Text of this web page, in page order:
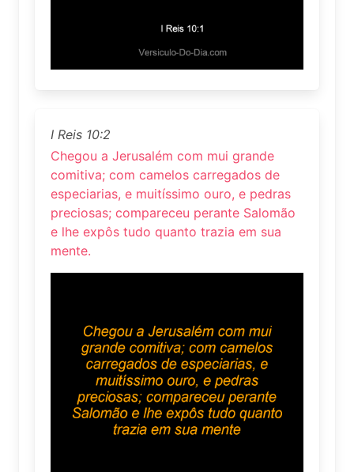
I Reis 10:2
Chegou a Jerusalém com mui grande
comitiva; com camelos carregados de
especiarias, e muitíssimo ouro, e pedras
preciosas; compareceu perante Salomão
e lhe expôs tudo quanto trazia em sua
mente.